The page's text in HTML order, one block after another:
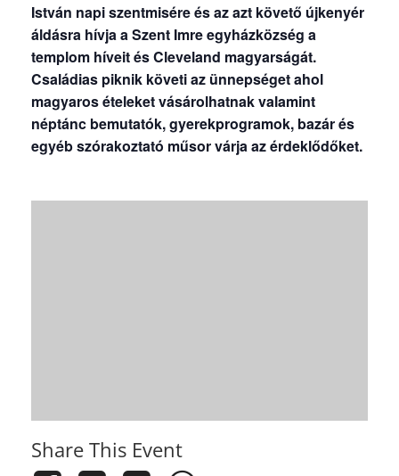
István napi szentmisére és az azt követő újkenyér
áldásra hívja a Szent Imre egyházközség a
templom híveit és Cleveland magyarságát.
Családias piknik követi az ünnepséget ahol
magyaros ételeket vásárolhatnak valamint
néptánc bemutatók, gyerekprogramok, bazár és
egyéb szórakoztató műsor várja az érdeklődőket.
Share This Event